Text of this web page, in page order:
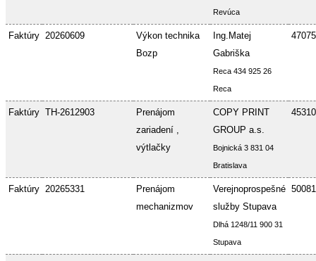
Revúca
Faktúry 20260609
Výkon technika
Bozp
Ing.Matej
Gabriška
Reca 434 925 26
Reca
Faktúry TH-2612903
Prenájom
zariadení ,
výtlačky
COPY PRINT
GROUP a.s.
Bojnická 3 831 04
Bratislava
Faktúry 20265331
Prenájom
mechanizmov
Verejnoprospešné
služby Stupava
Dlhá 1248/11 900 31
Stupava